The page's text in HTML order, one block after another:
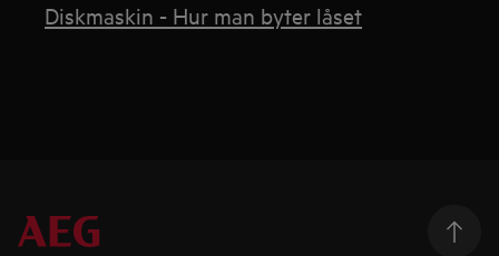
Diskmaskin - Hur man byter låset